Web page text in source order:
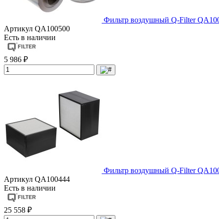
Фильтр воздушный Q-Filter
Артикул QA100500
Есть в наличии
5 986 ₽
Фильтр воздушный Q-Filter
Артикул QA100444
Есть в наличии
25 558 ₽